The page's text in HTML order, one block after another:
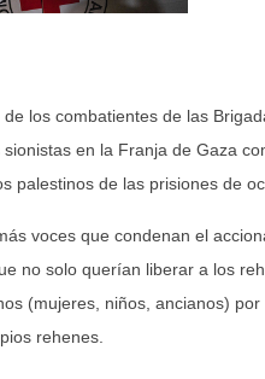
los combatientes de las
en la Franja de Gaza
palestinos de las prisiones de
voces que condenan el
no solo querían liberar a los
(mujeres, niños, ancianos)
rehenes.